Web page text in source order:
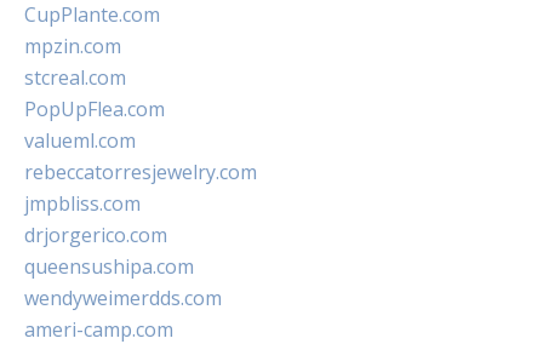
CupPlante.com
mpzin.com
stcreal.com
PopUpFlea.com
valueml.com
rebeccatorresjewelry.com
jmpbliss.com
drjorgerico.com
queensushipa.com
wendyweimerdds.com
ameri-camp.com